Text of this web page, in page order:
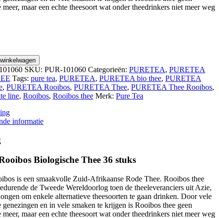
meer, maar een echte theesoort wat onder theedrinkers niet meer weg
SKU: PUR-101060 Categorieën: PURETEA, PURETEA
Tags: pure tea, PURETEA, PURETEA bio thee, PURETEA
, PURETEA Rooibos, PURETEA Thee, PURETEA Thee Rooibos,
line, Rooibos, Rooibos thee Merk: Pure Tea
informatie
Biologische Thee 36 stuks
is een smaakvolle Zuid-Afrikaanse Rode Thee. Rooibos thee
de Tweede Wereldoorlog toen de theeleveranciers uit Azie,
om enkele alternatieve theesoorten te gaan drinken. Door vele
en in vele smaken te krijgen is Rooibos thee geen
meer, maar een echte theesoort wat onder theedrinkers niet meer weg